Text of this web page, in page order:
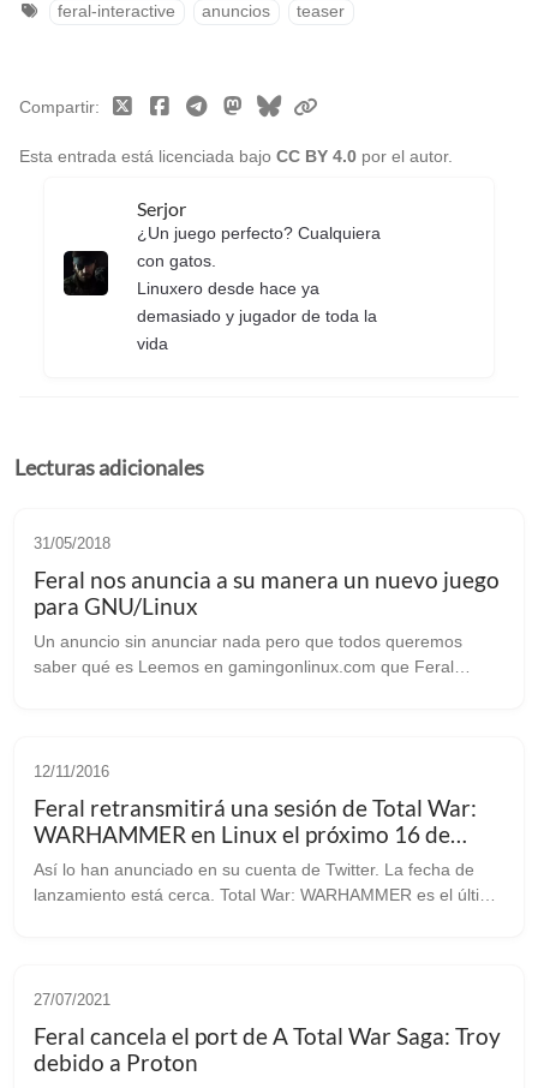
feral-interactive anuncios teaser
Esta entrada está licenciada bajo CC BY 4.0 por el autor.
Compartir
Serjor
¿Un juego perfecto? Cualquiera
con gatos.
Linuxero desde hace ya
demasiado y jugador de toda la
vida
Lecturas adicionales
31/05/2018
Feral nos anuncia a su manera un nuevo juego
para GNU/Linux
Un anuncio sin anunciar nada pero que todos queremos
saber qué es Leemos en gamingonlinux.com que Feral
12/11/2016
Feral retransmitirá una sesión de Total War:
WARHAMMER en Linux el próximo 16 de
Noviembre
Así lo han anunciado en su cuenta de Twitter. La fecha de
lanzamiento está cerca. Total War: WARHAMMER es el último
27/07/2021
Feral cancela el port de A Total War Saga: Troy
debido a Proton